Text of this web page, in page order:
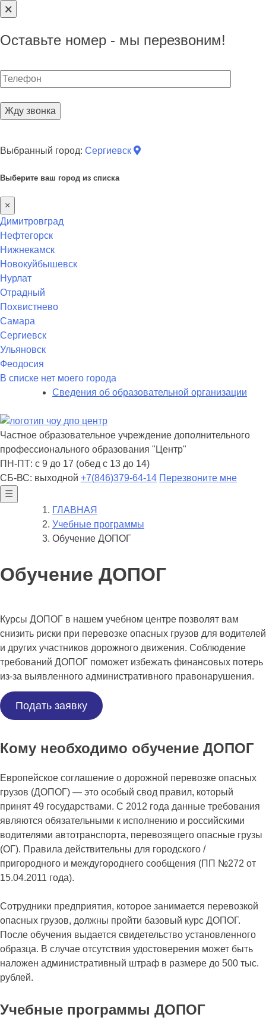
🗙
Оставьте номер - мы перезвоним!
to
Выбранный город: Сергиевск
Выберите ваш город из списка
×
Димитровград
Нефтегорск
Нижнекамск
Новокуйбышевск
Нурлат
Отрадный
Похвистнево
Самара
Сергиевск
Ульяновск
Феодосия
В списке нет моего города
Сведения об образовательной организации
Частное образовательное учреждение дополнительного
профессионального образования "Центр"
ПН-ПТ: с 9 до 17 (обед с 13 до 14)
СБ-ВС: выходной +7(846)379-64-14 Перезвоните мне
☰
ГЛАВНАЯ
Учебные программы
Обучение ДОПОГ
Обучение ДОПОГ
Курсы ДОПОГ в нашем учебном центре позволят вам
снизить риски при перевозке опасных грузов для водителей
и других участников дорожного движения. Соблюдение
требований ДОПОГ поможет избежать финансовых потерь
из-за выявленного административного правонарушения.
Подать заявку
Кому необходимо обучение ДОПОГ
Европейское соглашение о дорожной перевозке опасных
грузов (ДОПОГ) ― это особый свод правил, который
принят 49 государствами. С 2012 года данные требования
являются обязательными к исполнению и российскими
водителями автотранспорта, перевозящего опасные грузы
(ОГ). Правила действительны для городского /
пригородного и междугороднего сообщения (ПП №272 от
15.04.2011 года).
Сотрудники предприятия, которое занимается перевозкой
опасных грузов, должны пройти базовый курс ДОПОГ.
После обучения выдается свидетельство установленного
образца. В случае отсутствия удостоверения может быть
наложен административный штраф в размере до 500 тыс.
рублей.
Учебные программы ДОПОГ